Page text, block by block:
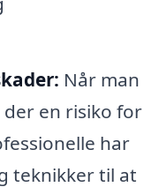
Når man
en risiko for
har
teknikker til at